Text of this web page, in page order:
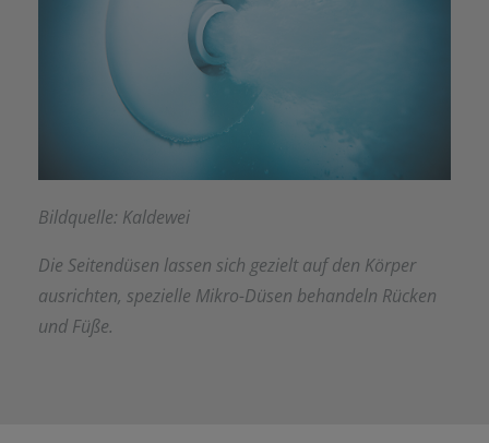
Bildquelle: Kaldewei
Die Seitendüsen lassen sich gezielt auf den Körper
ausrichten, spezielle Mikro-Düsen behandeln Rücken
und Füße.